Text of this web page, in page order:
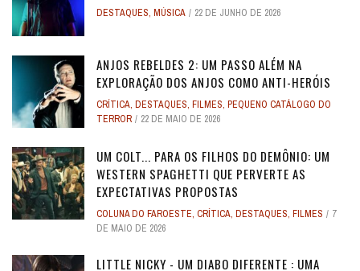
DESTAQUES, MÚSICA 22 DE JUNHO DE 2026
ANJOS REBELDES 2: UM PASSO ALÉM NA
EXPLORAÇÃO DOS ANJOS COMO ANTI-HERÓIS
CRÍTICA, DESTAQUES, FILMES, PEQUENO CATÁLOGO DO
TERROR
22 DE MAIO DE 2026
UM COLT... PARA OS FILHOS DO DEMÔNIO: UM
WESTERN SPAGHETTI QUE PERVERTE AS
EXPECTATIVAS PROPOSTAS
COLUNA DO FAROESTE, CRÍTICA, DESTAQUES, FILMES
7
DE MAIO DE 2026
LITTLE NICKY - UM DIABO DIFERENTE : UMA